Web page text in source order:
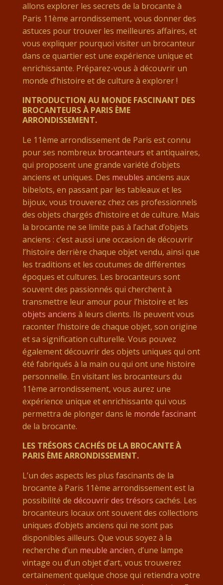
allons explorer les secrets de la brocante à
Paris 11ème arrondissement, vous donner des
astuces pour trouver les meilleures affaires, et
vous expliquer pourquoi visiter un brocanteur
dans ce quartier est une expérience unique et
enrichissante. Préparez-vous à découvrir un
monde d’histoire et de culture à explorer !
INTRODUCTION AU MONDE FASCINANT DES
BROCANTEURS À PARIS ÈME
ARRONDISSEMENT.
Le 11ème arrondissement de Paris est connu
pour ses nombreux brocanteurs et antiquaires,
qui proposent une grande variété d’objets
anciens et uniques. Des meubles anciens aux
bibelots, en passant par les tableaux et les
bijoux, vous trouverez chez ces professionnels
des objets chargés d’histoire et de culture. Mais
la brocante ne se limite pas à l’achat d’objets
anciens : c’est aussi une occasion de découvrir
l’histoire derrière chaque objet vendu, ainsi que
les traditions et les coutumes de différentes
époques et cultures. Les brocanteurs sont
souvent des passionnés qui cherchent à
transmettre leur amour pour l’histoire et les
objets anciens à leurs clients. Ils peuvent vous
raconter l’histoire de chaque objet, son origine
et sa signification culturelle. Vous pouvez
également découvrir des objets uniques qui ont
été fabriqués à la main ou qui ont une histoire
personnelle. En visitant les brocanteurs du
11ème arrondissement, vous aurez une
expérience unique et enrichissante qui vous
permettra de plonger dans le monde fascinant
de la brocante.
LES TRÉSORS CACHÉS DE LA BROCANTE À
PARIS ÈME ARRONDISSEMENT.
L’un des aspects les plus fascinants de la
brocante à Paris 11ème arrondissement est la
possibilité de découvrir des trésors cachés. Les
brocanteurs locaux ont souvent des collections
uniques d’objets anciens qui ne sont pas
disponibles ailleurs. Que vous soyez à la
recherche d’un meuble ancien, d’une lampe
vintage ou d’un objet d’art, vous trouverez
certainement quelque chose qui retiendra votre